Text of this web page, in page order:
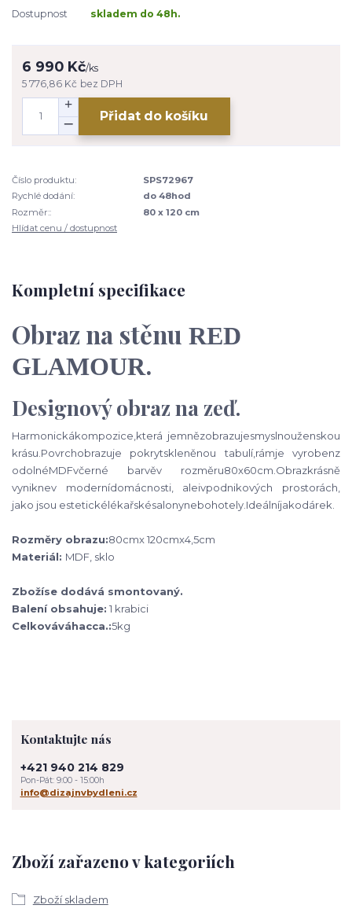
Dostupnost skladem do 48h.
6 990 Kč/ks
5 776,86 Kč bez DPH
Přidat do košíku
Číslo produktu:
SPS72967
Rychlé dodání:
do 48hod
Rozměr::
80 x 120 cm
Hlídat cenu / dostupnost
Kompletní specifikace
Obraz na stěnu RED
GLAMOUR.
Designový obraz na zeď.
Harmonickákompozice která jemnězobrazujesmyslnouženskou
krásu Povrchobrazuje pokrytskleněnou tabulí,rámje vyrobenz
odolnéMDFvčerné barvěv rozměru80x60cm Obrazkrásně
vyniknev modernídomácnosti, aleivpodnikových prostorách,
jako jsou estetickélékařskésalonynebohotely Ideálníjakodárek
Rozměry obrazu:80cmx 120cmx4,5cm
Materiál: MDF , sklo
Zbožíse dodává smontovaný.
Balení obsahuje: 1 krabici
Celkováváhacca.:5kg
Zboží zařazeno v kategoriích
Zboží skladem
Kontaktujte nás
+421 940 214 829
Pon-Pát: 9:00 - 15:00h
info@dizajnvbydleni.cz